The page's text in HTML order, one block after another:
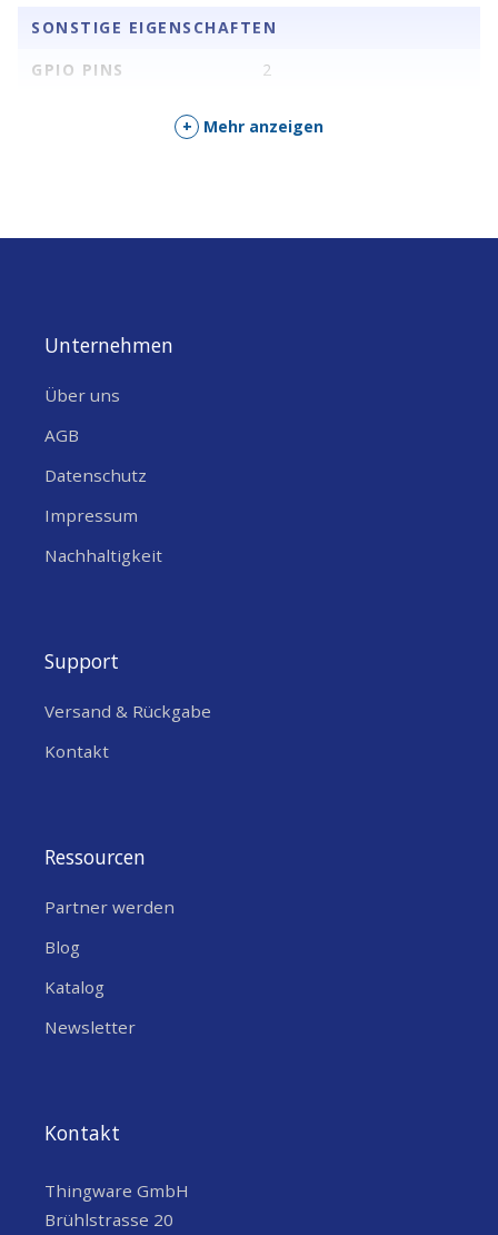
SONSTIGE EIGENSCHAFTEN
GPIO PINS
2
+ Mehr anzeigen
Unternehmen
Über uns
AGB
Datenschutz
Impressum
Nachhaltigkeit
Support
Versand & Rückgabe
Kontakt
Ressourcen
Partner werden
Blog
Katalog
Newsletter
Kontakt
Thingware GmbH
Brühlstrasse 20